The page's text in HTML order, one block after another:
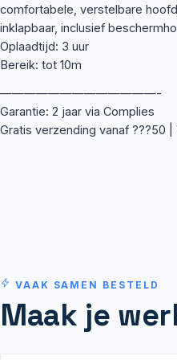
comfortabele, verstelbare
inklapbaar, inclusief
Oplaadtijd: 3 uur
Bereik: tot 10m
—————————————-
Garantie: 2 jaar via Complies
Gratis verzending vanaf ???50
VAAK SAMEN BESTELD
Maak je